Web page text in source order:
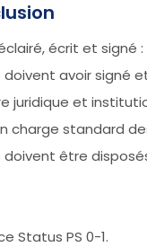
écrit et signé :
doivent avoir signé
juridique et
charge standard
doivent être
Status PS 0-1.